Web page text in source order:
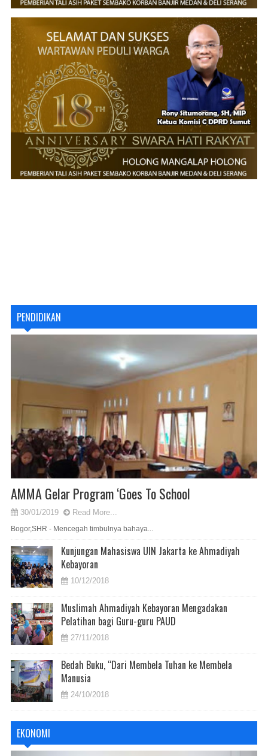
PENDIDIKAN
AMMA Gelar Program ‘Goes To School
30/01/2019 Read More...
Bogor,SHR - Mencegah timbulnya bahaya...
Kunjungan Mahasiswa UIN Jakarta ke Ahmadiyah
Kebayoran
10/12/2018
Muslimah Ahmadiyah Kebayoran Mengadakan
Pelatihan bagi Guru-guru PAUD
27/11/2018
Bedah Buku, “Dari Membela Tuhan ke Membela
Manusia
24/10/2018
EKONOMI